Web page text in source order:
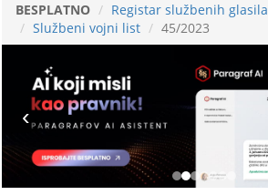
BESPLATNO
Registar službenih glasila
Službeni vojni list
45/2023